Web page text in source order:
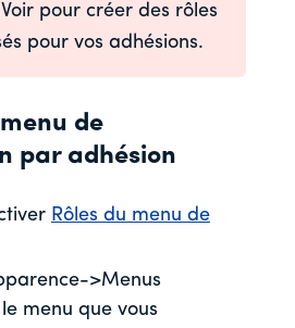
Voir pour créer des rôles
pour vos adhésions.
de
par adhésion
Rôles du menu de
>Menus
menu que vous